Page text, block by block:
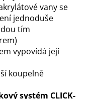
vany se
jednoduše
tím
vypovídá její
koupelně
systém CLICK-